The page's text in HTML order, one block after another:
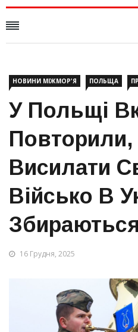
НОВИНИ МІЖМОР'Я ПОЛЬЩА
У Польщі
Висилати
Військо В
Збираються
16 Грудня, 2025